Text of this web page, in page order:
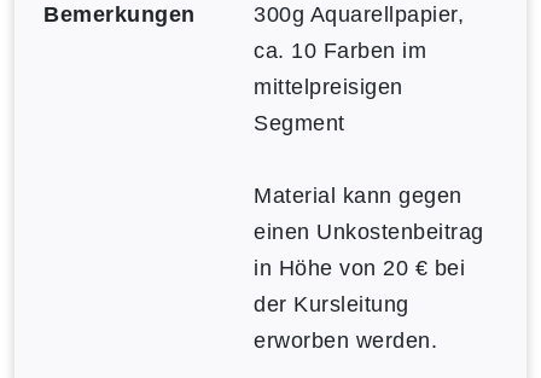
Bemerkungen
300g Aquarellpapier,
ca. 10 Farben im
mittelpreisigen
Segment
Material kann gegen
einen Unkostenbeitrag
in Höhe von 20 € bei
der Kursleitung
erworben werden.